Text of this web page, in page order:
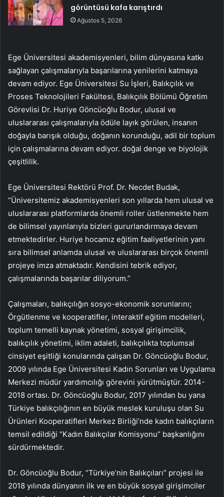
görüntüsü kafa karıştırdı
Ağustos 5, 2026
Ege Üniversitesi akademisyenleri, bilim dünyasına katkı
sağlayan çalışmalarıyla başarılarına yenilerini katmaya
devam ediyor. Ege Üniversitesi Su İşleri, Balıkçılık ve
Proses Teknolojileri Fakültesi, Balıkçılık Bölümü Öğretim
Görevlisi Dr. Huriye Göncüoğlu Bodur, ulusal ve
uluslararası çalışmalarıyla ödüle layık görülen, insanın
doğayla barışık olduğu, doğanın korunduğu, adil bir toplum
için çalışmalarına devam ediyor. doğal denge ve biyolojik
çeşitlilik.
Ege Üniversitesi Rektörü Prof. Dr. Necdet Budak,
“Üniversitemiz akademisyenleri son yıllarda hem ulusal ve
uluslararası platformlarda önemli roller üstlenmekte hem
de bilimsel yayınlarıyla bizleri gururlandırmaya devam
etmektedirler. Huriye hocamız eğitim faaliyetlerinin yanı
sıra bilimsel anlamda ulusal ve uluslararası birçok önemli
projeye imza atmaktadır. Kendisini tebrik ediyor,
çalışmalarında başarılar diliyorum.”
Çalışmaları, balıkçılığın sosyo-ekonomik sorunlarını;
Örgütlenme ve kooperatifler, interaktif eğitim modelleri,
toplum temelli kaynak yönetimi, sosyal girişimcilik,
balıkçılık yönetimi, iklim adaleti, balıkçılıkta toplumsal
cinsiyet eşitliği konularında çalışan Dr. Göncüoğlu Bodur,
2009 yılında Ege Üniversitesi Kadın Sorunları ve Uygulama
Merkezi müdür yardımcılığı görevini yürütmüştür. 2014-
2018 ortası. Dr. Göncüoğlu Bodur, 2017 yılından bu yana
Türkiye balıkçılığının en büyük meslek kuruluşu olan Su
Ürünleri Kooperatifleri Merkez Birliği’nde kadın balıkçıların
temsil edildiği “Kadın Balıkçılar Komisyonu” başkanlığını
sürdürmektedir.
Dr. Göncüoğlu Bodur, “Türkiye’nin Balıkçıları” projesi ile
2018 yılında dünyanın ilk ve en büyük sosyal girişimciler